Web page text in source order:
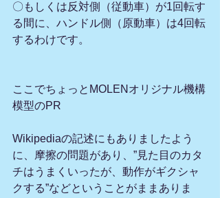
〇もしくは反対側（従動車）が1回転す
る間に、ハンドル側（原動車）は4回転
するわけです。
ここでちょっとMOLENオリジナル機構
模型のPR
Wikipediaの記述にもありましたよう
に、摩擦の問題があり、”見た目のカタ
チはうまくいったが、動作がギクシャ
クする”などということがままありま